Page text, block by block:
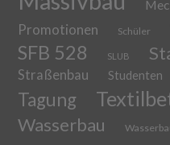
Promotionen Schüler
SFB 528 SLUB
Straßenbau Studenten
Tagung
Wasserbau